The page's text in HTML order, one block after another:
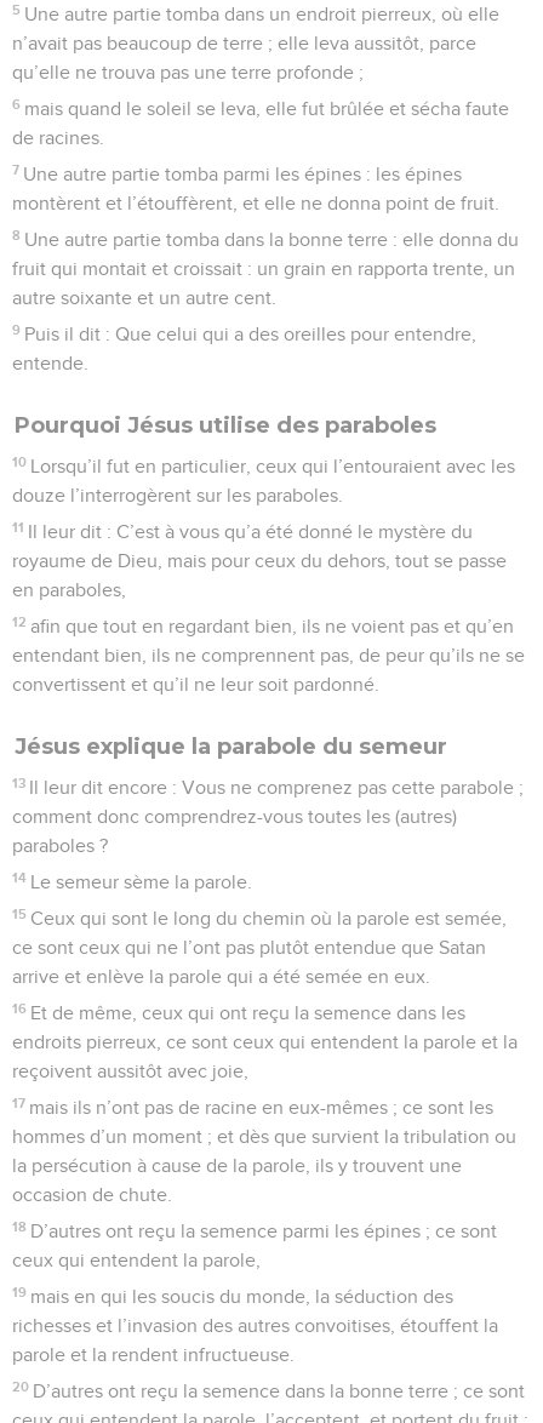
5 Une autre partie tomba dans un endroit pierreux, où elle
n’avait pas beaucoup de terre ; elle leva aussitôt, parce
qu’elle ne trouva pas une terre profonde ;
6 mais quand le soleil se leva, elle fut brûlée et sécha faute
de racines.
7 Une autre partie tomba parmi les épines : les épines
montèrent et l’étouffèrent, et elle ne donna point de fruit.
8 Une autre partie tomba dans la bonne terre : elle donna du
fruit qui montait et croissait : un grain en rapporta trente, un
autre soixante et un autre cent.
9 Puis il dit : Que celui qui a des oreilles pour entendre,
entende.
Pourquoi Jésus utilise des paraboles
10 Lorsqu’il fut en particulier, ceux qui l’entouraient avec les
douze l’interrogèrent sur les paraboles.
11 Il leur dit : C’est à vous qu’a été donné le mystère du
royaume de Dieu, mais pour ceux du dehors, tout se passe
en paraboles,
12 afin que tout en regardant bien, ils ne voient pas et qu’en
entendant bien, ils ne comprennent pas, de peur qu’ils ne se
convertissent et qu’il ne leur soit pardonné.
Jésus explique la parabole du semeur
13 Il leur dit encore : Vous ne comprenez pas cette parabole ;
comment donc comprendrez-vous toutes les (autres)
paraboles ?
14 Le semeur sème la parole.
15 Ceux qui sont le long du chemin où la parole est semée,
ce sont ceux qui ne l’ont pas plutôt entendue que Satan
arrive et enlève la parole qui a été semée en eux.
16 Et de même, ceux qui ont reçu la semence dans les
endroits pierreux, ce sont ceux qui entendent la parole et la
reçoivent aussitôt avec joie,
17 mais ils n’ont pas de racine en eux-mêmes ; ce sont les
hommes d’un moment ; et dès que survient la tribulation ou
la persécution à cause de la parole, ils y trouvent une
occasion de chute.
18 D’autres ont reçu la semence parmi les épines ; ce sont
ceux qui entendent la parole,
19 mais en qui les soucis du monde, la séduction des
richesses et l’invasion des autres convoitises, étouffent la
parole et la rendent infructueuse.
20 D’autres ont reçu la semence dans la bonne terre ; ce sont